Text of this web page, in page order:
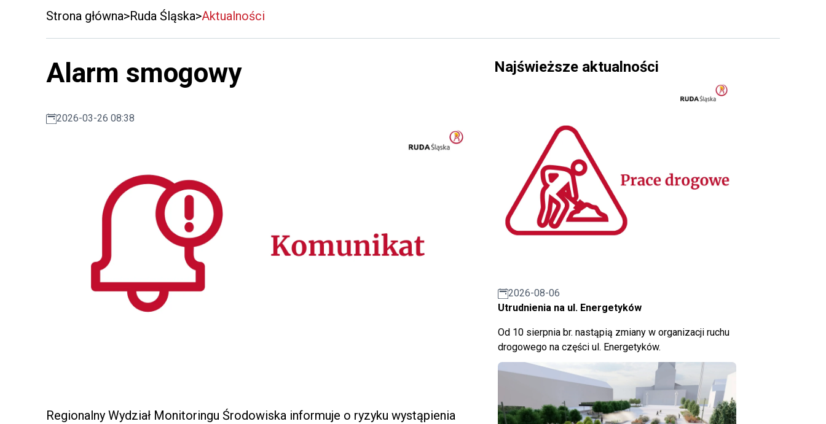
Strona główna Ruda Śląska Aktualności
Alarm smogowy
2026-03-26 08:38
Regionalny Wydział Monitoringu Środowiska informuje o ryzyku wystąpienia
Najświeższe aktualności
2026-08-06
Utrudnienia na ul. Energetyków
Od 10 sierpnia br. nastąpią zmiany w organizacji ruchu
drogowego na części ul. Energetyków.